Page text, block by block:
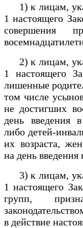
1) к лицам,
1 настоящего
совершения
2) к лицам,
1 настоящего
лишенные
том числе
не достигших
день введения
либо детей-
их возраста,
на день введения
3) к лицам,
1 настоящего
групп,
в действие